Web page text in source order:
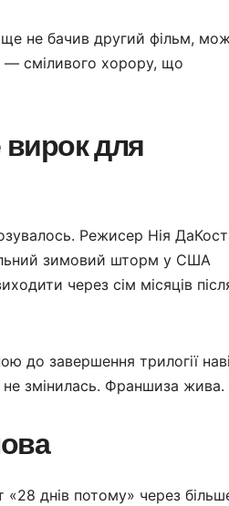
ще не бачив другий фільм,
— сміливого хорору, що
для
Режисер Нія
зимовий шторм у США
через сім місяців
до завершення трилогії
змінилась. Франшиза жива.
«28 днів потому» через